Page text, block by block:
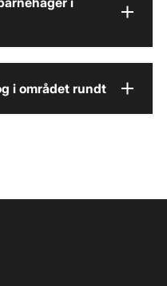
i området rundt